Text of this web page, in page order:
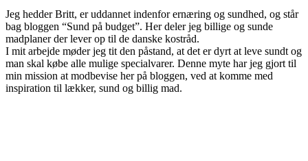
Jeg hedder Britt, er uddannet indenfor ernæring og sundhed, og står
bag bloggen “Sund på budget”. Her deler jeg billige og sunde
madplaner der lever op til de danske kostråd.
I mit arbejde møder jeg tit den påstand, at det er dyrt at leve sundt og
man skal købe alle mulige specialvarer. Denne myte har jeg gjort til
min mission at modbevise her på bloggen, ved at komme med
inspiration til lækker, sund og billig mad.